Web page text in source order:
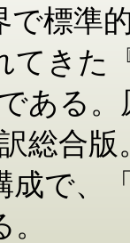
で標準
きた
ある
総合版
成で、